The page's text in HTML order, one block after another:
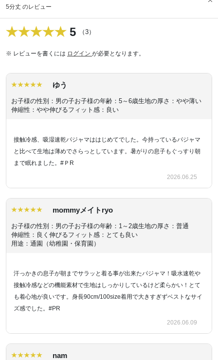
5分丈 のレビュー
5 （3）
※ レビューを書くには ログイン が必要となります。
ゆう
お子様の性別：男の子お子様の年齢：5～6歳生地の厚さ：やや薄い
伸縮性：やや伸びるフィット感：良い
接触冷感、吸湿速乾パジャマははじめてでした。今持っているパジャマ
と比べて生地は薄めでさらっとしています。暑がりの息子もぐっすり朝
まで眠れました。#ＰR
2026.06.25
mommyメイトryo
お子様の性別：男の子お子様の年齢：1～2歳生地の厚さ：普通
伸縮性：良く伸びるフィット感：とても良い
用途：通園（幼稚園・保育園）
汗っかきの息子が朝までサラッと着る事が出来たパジャマ！吸水速乾や
接触冷感などの機能素材で生地はしっかりしているけど柔らかい！とて
も着心地が良いです。身長90cm/100size着用で大きすぎずベストなサイ
ズ感でした。#PR
2026.06.09
nam